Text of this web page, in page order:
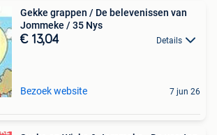
Gekke grappen / De belevenissen van
Jommeke / 35 Nys
€ 13,04 Details
Bezoek website 7 jun 26